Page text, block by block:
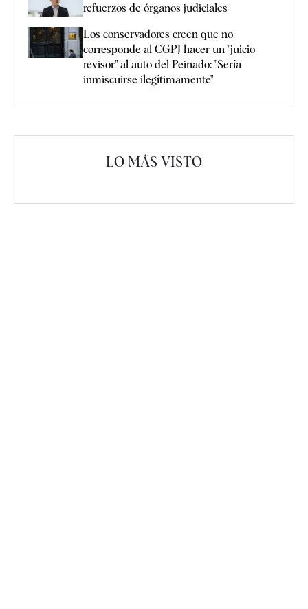
refuerzos de órganos judiciales
Los conservadores creen que no
corresponde al CGPJ hacer un "juicio
revisor" al auto del Peinado: "Sería
inmiscuirse ilegítimamente"
LO MÁS VISTO